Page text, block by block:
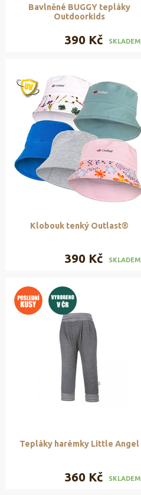
Bavlněné BUGGY tepláky
Outdoorkids
390 Kč SKLADEM
Klobouk tenký Outlast®
390 Kč SKLADEM
Tepláky harémky Little Angel
360 Kč SKLADEM